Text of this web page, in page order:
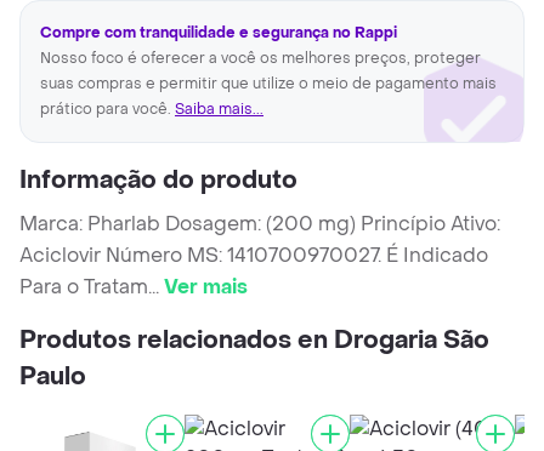
Compre com tranquilidade e segurança no Rappi
Nosso foco é oferecer a você os melhores preços, proteger
suas compras e permitir que utilize o meio de pagamento mais
prático para você. Saiba mais...
Informação do produto
Marca: Pharlab Dosagem: (200 mg) Princípio Ativo:
Aciclovir Número MS: 1410700970027. É Indicado
Para o Tratam...Ver mais
Produtos relacionados en Drogaria São
Paulo